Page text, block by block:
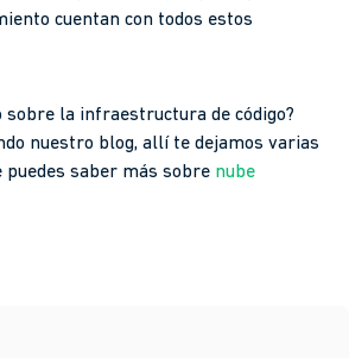
cuentan con todos estos
sobre la infraestructura de código?
nuestro blog, allí te dejamos varias
puedes saber más sobre nube